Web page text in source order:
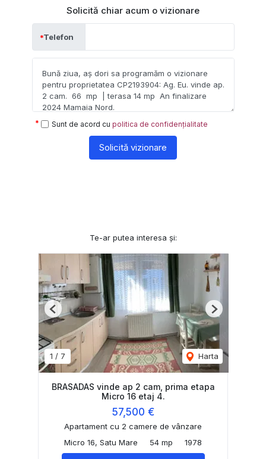
Solicită chiar acum o vizionare
Telefon
Sunt de acord cu politica de confidențialitate
Solicită vizionare
Te-ar putea interesa și:
1 / 7 Harta
Previous Next
BRASADAS vinde ap 2 cam, prima etapa
Micro 16 etaj 4.
57,500 €
Apartament cu 2 camere de vânzare
Micro 16, Satu Mare
54 mp 1978